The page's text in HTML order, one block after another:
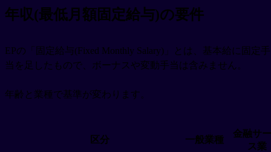
年収(最低月額固定給与)の要件
EPの「固定給与(Fixed Monthly Salary)」とは、基本給に固定手
当を足したもので、ボーナスや変動手当は含みません。
年齢と業種で基準が変わります。
区分 一般業種
金融サ
ス業